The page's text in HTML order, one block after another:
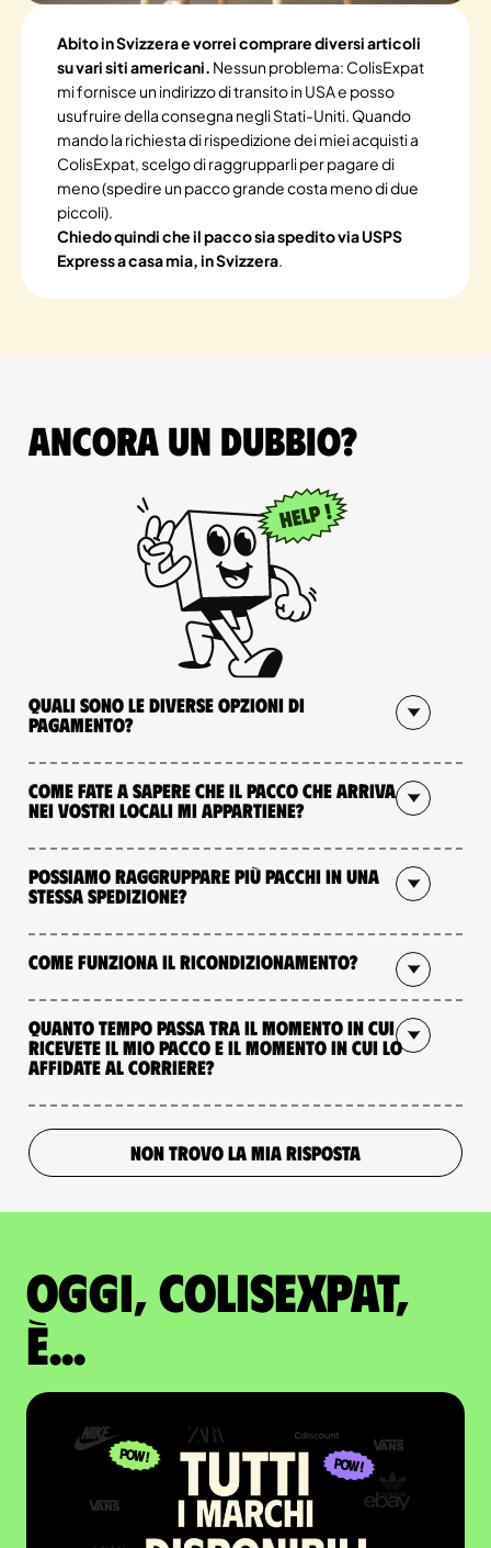
Abito in Svizzera e vorrei comprare diversi articoli
su vari siti americani. Nessun problema: ColisExpat
mi fornisce un indirizzo di transito in USA e posso
usufruire della consegna negli Stati-Uniti. Quando
mando la richiesta di rispedizione dei miei acquisti a
ColisExpat, scelgo di raggrupparli per pagare di
meno (spedire un pacco grande costa meno di due
piccoli).
Chiedo quindi che il pacco sia spedito via USPS
Express a casa mia, in Svizzera.
Ancora un dubbio?
Quali sono le diverse opzioni di
pagamento?
Come fate a sapere che il pacco che arriva
nei vostri locali mi appartiene?
Possiamo raggruppare più pacchi in una
stessa spedizione?
Come funziona il ricondizionamento?
Quanto tempo passa tra il momento in cui
ricevete il mio pacco e il momento in cui lo
affidate al corriere?
NON TROVO LA MIA RISPOSTA
Oggi, ColisExpat,
è...